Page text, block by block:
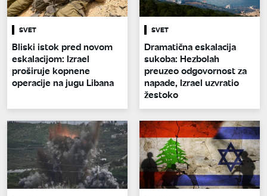
SVET
Bliski istok pred novom
eskalacijom: Izrael
proširuje kopnene
operacije na jugu Libana
SVET
Dramatična eskalacija
sukoba: Hezbolah
preuzeo odgovornost za
napade, Izrael uzvratio
žestoko